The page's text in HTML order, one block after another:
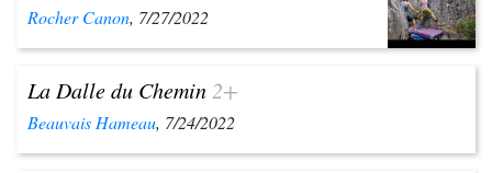
Rocher Canon, 7/27/2022
La Dalle du Chemin 2+
Beauvais Hameau, 7/24/2022